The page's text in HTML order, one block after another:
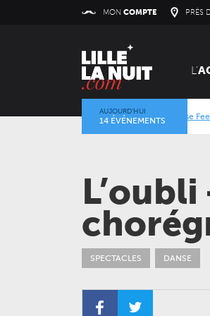
MON COMPTE PRÈS
L'
AUJOURD’HUI
14 ÉVÉNEMENTS
Lokerse Feesten 2026
SPECTACLES DANSE